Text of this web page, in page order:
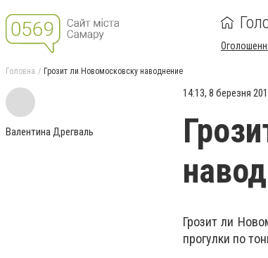
Головна Грозит ли Новомосковску наводнение
Валентина Дрегваль
14:13, 8 березня
Грозит ли
прогулки по